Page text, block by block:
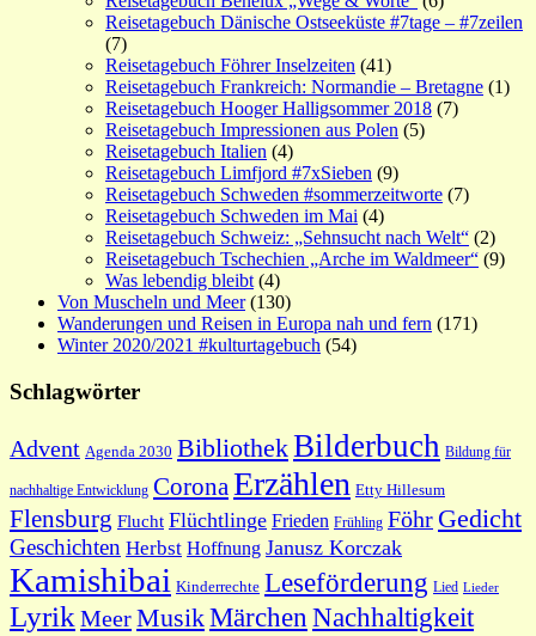
Reisetagebuch Dänische Ostseeküste #7tage – #7zeilen
(7)
Reisetagebuch Föhrer Inselzeiten (41)
Reisetagebuch Frankreich: Normandie – Bretagne (1)
Reisetagebuch Hooger Halligsommer 2018 (7)
Reisetagebuch Impressionen aus Polen (5)
Reisetagebuch Italien (4)
Reisetagebuch Limfjord #7xSieben (9)
Reisetagebuch Schweden #sommerzeitworte (7)
Reisetagebuch Schweden im Mai (4)
Reisetagebuch Schweiz: „Sehnsucht nach Welt“ (2)
Reisetagebuch Tschechien „Arche im Waldmeer“ (9)
Was lebendig bleibt (4)
Von Muscheln und Meer(130)
Wanderungen und Reisen in Europa nah und fern (171)
Winter 2020/2021 #kulturtagebuch (54)
Schlagwörter
Advent Agenda 2030 BibliothekBilderbuch Bildung für
nachhaltige Entwicklung Corona Erzählen Etty Hillesum
Flensburg Flucht Flüchtlinge Frieden Frühling Föhr Gedicht
Geschichten Herbst Hoffnung Janusz Korczak
Kamishibai Kinderrechte Leseförderung Lied Lieder
Lyrik MeerMusikMärchen Nachhaltigkeit